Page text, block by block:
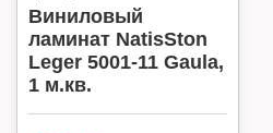
Виниловый
ламинат NatisSton
Leger 5001-11 Gaula,
1 м.кв.